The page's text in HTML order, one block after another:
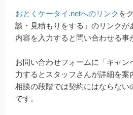
おとくケータイ.netへのリンク を
談・見積もりをする」のリンクが
内容を入力すると問い合わせる事
お問い合わせフォームに「キャン
力するとスタッフさんが詳細を案
相談の段階では契約にはならない
です。